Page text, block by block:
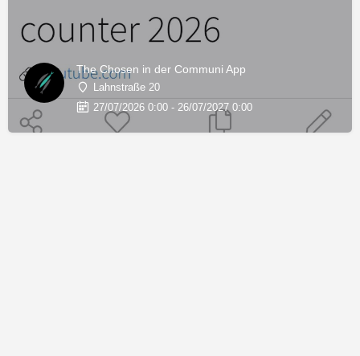
The Chosen in der Communi App
Lahnstraße 20
27/07/2026 0:00 - 26/07/2027 0:00